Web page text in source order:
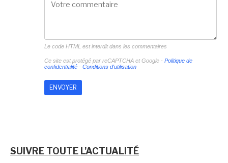
Le code HTML est interdit dans les commentaires
Ce site est protégé par reCAPTCHA et Google - Politique de
confidentialité- Conditions d'utilisation
SUIVRE TOUTE L'ACTUALITÉ